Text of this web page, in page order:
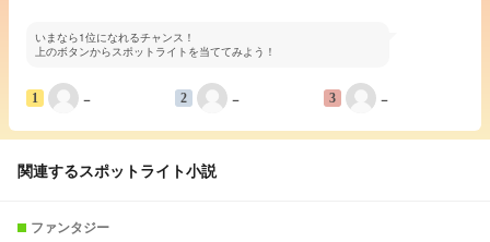
いまなら1位になれるチャンス！
上のボタンからスポットライトを当ててみよう！
1 − 2 − 3 −
関連するスポットライト小説
ファンタジー